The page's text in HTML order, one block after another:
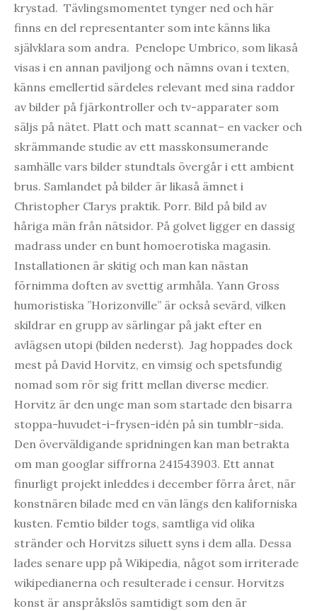
krystad. Tävlingsmomentet tynger ned och här
finns en del representanter som inte känns lika
självklara som andra. Penelope Umbrico, som likaså
visas i en annan paviljong och nämns ovan i texten,
känns emellertid särdeles relevant med sina raddor
av bilder på fjärkontroller och tv-apparater som
säljs på nätet. Platt och matt scannat– en vacker och
skrämmande studie av ett masskonsumerande
samhälle vars bilder stundtals övergår i ett ambient
brus. Samlandet på bilder är likaså ämnet i
Christopher Clarys praktik. Porr. Bild på bild av
håriga män från nätsidor. På golvet ligger en dassig
madrass under en bunt homoerotiska magasin.
Installationen är skitig och man kan nästan
förnimma doften av svettig armhåla. Yann Gross
humoristiska ”Horizonville” är också sevärd, vilken
skildrar en grupp av särlingar på jakt efter en
avlägsen utopi (bilden nederst). Jag hoppades dock
mest på David Horvitz, en vimsig och spetsfundig
nomad som rör sig fritt mellan diverse medier.
Horvitz är den unge man som startade den bisarra
stoppa-huvudet-i-frysen-idén på sin tumblr-sida.
Den överväldigande spridningen kan man betrakta
om man googlar siffrorna 241543903. Ett annat
finurligt projekt inleddes i december förra året, när
konstnären bilade med en vän längs den kaliforniska
kusten. Femtio bilder togs, samtliga vid olika
stränder och Horvitzs siluett syns i dem alla. Dessa
lades senare upp på Wikipedia, något som irriterade
wikipedianerna och resulterade i censur. Horvitzs
konst är anspråkslös samtidigt som den är